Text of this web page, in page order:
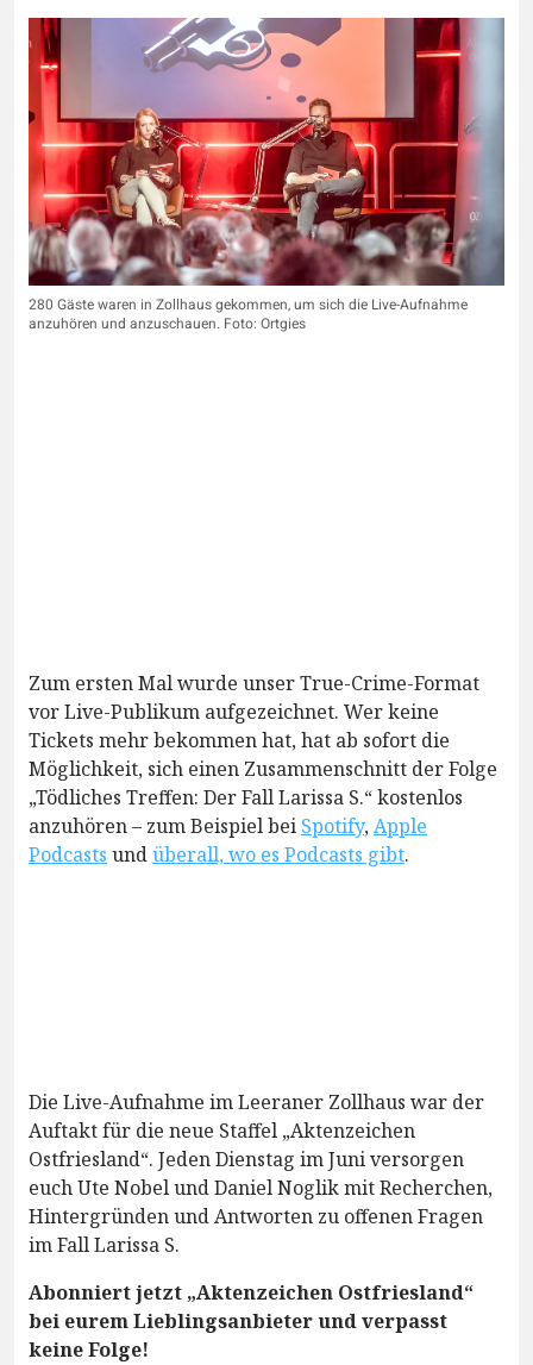
280 Gäste waren in Zollhaus gekommen, um sich die Live-Aufnahme
anzuhören und anzuschauen. Foto: Ortgies
Zum ersten Mal wurde unser True-Crime-Format
vor Live-Publikum aufgezeichnet. Wer keine
Tickets mehr bekommen hat, hat ab sofort die
Möglichkeit, sich einen Zusammenschnitt der Folge
„Tödliches Treffen: Der Fall Larissa S.“ kostenlos
anzuhören – zum Beispiel bei Spotify,Apple
Podcasts undüberall, wo es Podcasts gibt.
Die Live-Aufnahme im Leeraner Zollhaus war der
Auftakt für die neue Staffel „Aktenzeichen
Ostfriesland“. Jeden Dienstag im Juni versorgen
euch Ute Nobel und Daniel Noglik mit Recherchen,
Hintergründen und Antworten zu offenen Fragen
im Fall Larissa S.
Abonniert jetzt „Aktenzeichen Ostfriesland“
bei eurem Lieblingsanbieter und verpasst
keine Folge!